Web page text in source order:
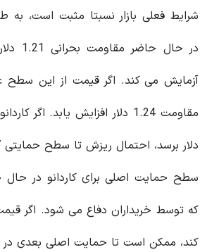
شرایط فعلی بازار نسبتا مثبت است، به
در
آزمایش می کند. اگر قیمت از این سطح
دلار برسد، احتمال ریزش تا سطح حمایتی 1.17 دلار وجود دارد.
که توسط خریداران دفاع می شود. اگر
کند، ممکن است تا حمایت اصلی بعدی در 1.14 دلار ریزش کند.